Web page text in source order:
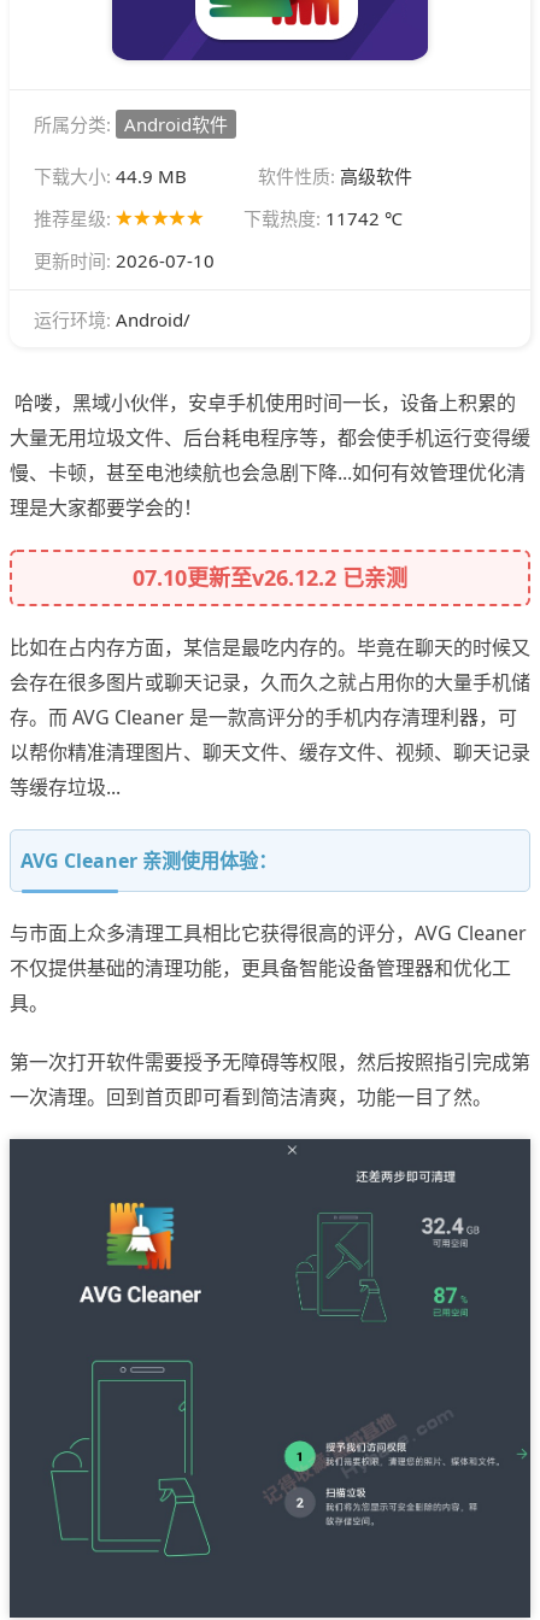
所属分类: Android软件
下载大小: 44.9 MB 软件性质: 高级软件
推荐星级:
下载热度: 11742 ℃
更新时间: 2026-07-10
运行环境: Android/
哈喽，黑域小伙伴，安卓手机使用时间一长，设备上积累的
大量无用垃圾文件、后台耗电程序等，都会使手机运行变得缓
慢、卡顿，甚至电池续航也会急剧下降...如何有效管理优化清
理是大家都要学会的！
07.10更新至v26.12.2 已亲测
比如在占内存方面，某信是最吃内存的。毕竟在聊天的时候又
会存在很多图片或聊天记录，久而久之就占用你的大量手机储
存。而 AVG Cleaner 是一款高评分的手机内存清理利器，可
以帮你精准清理图片、聊天文件、缓存文件、视频、聊天记录
等缓存垃圾...
AVG Cleaner 亲测使用体验：
与市面上众多清理工具相比它获得很高的评分，AVG Cleaner
不仅提供基础的清理功能，更具备智能设备管理器和优化工
具。
第一次打开软件需要授予无障碍等权限，然后按照指引完成第
一次清理。回到首页即可看到简洁清爽，功能一目了然。